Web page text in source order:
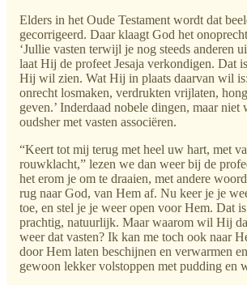
Elders in het Oude Testament wordt dat
gecorrigeerd. Daar klaagt God het
‘Jullie vasten terwijl je nog steeds anderen
laat Hij de profeet Jesaja verkondigen. Dat
Hij wil zien. Wat Hij in plaats daarvan wil
onrecht losmaken, verdrukten vrijlaten,
geven.’ Inderdaad nobele dingen, maar niet
oudsher met vasten associëren.
“Keert tot mij terug met heel uw hart, met
rouwklacht,” lezen we dan weer bij de
het erom je om te draaien, met andere
rug naar God, van Hem af. Nu keer je je
toe, en stel je je weer open voor Hem. Dat
prachtig, natuurlijk. Maar waarom wil Hij
weer dat vasten? Ik kan me toch ook naar
door Hem laten beschijnen en verwarmen
gewoon lekker volstoppen met pudding en